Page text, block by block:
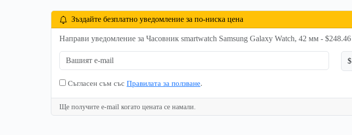
Зъздайте безплатно уведомление за по-ниска цена
Направи уведомление за Часовник smartwatch Samsung Galaxy Watch, 42 мм - $248.46
$
Съгласен съм със Правилата за ползване.
Ще получите e-mail когато цената се намали.